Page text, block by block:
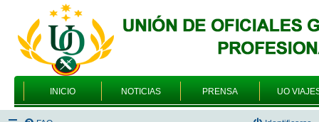
INICIO NOTICIAS PRENSA UO